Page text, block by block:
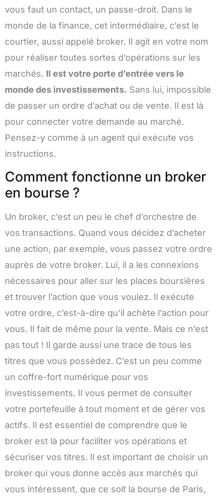
vous faut un contact, un passe-droit. Dans le
monde de la finance, cet intermédiaire, c’est le
courtier, aussi appelé broker. Il agit en votre nom
pour réaliser toutes sortes d’opérations sur les
marchés. Il est votre porte d’entrée vers le
monde des investissements. Sans lui, impossible
de passer un ordre d’achat ou de vente. Il est là
pour connecter votre demande au marché.
Pensez-y comme à un agent qui exécute vos
instructions.
Comment fonctionne un broker
en bourse ?
Un broker, c’est un peu le chef d’orchestre de
vos transactions. Quand vous décidez d’acheter
une action, par exemple, vous passez votre ordre
auprès de votre broker. Lui, il a les connexions
nécessaires pour aller sur les places boursières
et trouver l’action que vous voulez. Il exécute
votre ordre, c’est-à-dire qu’il achète l’action pour
vous. Il fait de même pour la vente. Mais ce n’est
pas tout ! Il garde aussi une trace de tous les
titres que vous possédez. C’est un peu comme
un coffre-fort numérique pour vos
investissements. Il vous permet de consulter
votre portefeuille à tout moment et de gérer vos
actifs. Il est essentiel de comprendre que le
broker est là pour faciliter vos opérations et
sécuriser vos titres. Il est important de choisir un
broker qui vous donne accès aux marchés qui
vous intéressent, que ce soit la bourse de Paris,